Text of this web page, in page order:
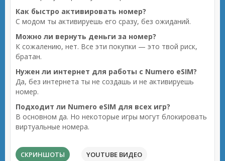
Как быстро активировать номер?
С модом ты активируешь его сразу, без ожиданий.
Можно ли вернуть деньги за номер?
К сожалению, нет. Все эти покупки — это твой риск,
братан.
Нужен ли интернет для работы с Numero eSIM?
Да, без интернета ты не создашь и не активируешь
номер.
Подходит ли Numero eSIM для всех игр?
В основном да. Но некоторые игры могут блокировать
виртуальные номера.
СКРИНШОТЫ YOUTUBE ВИДЕО